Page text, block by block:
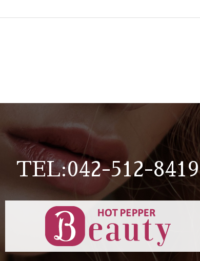
TEL:042-512-8419